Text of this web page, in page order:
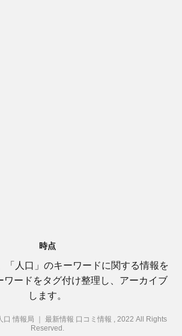
時点
「人口」のキーワードに関する情報を
ワードをタグ付け整理し、アーカイブ
します。
情報局 ｜ 最新情報 口コミ情報 , 2022 All Rights
Reserved.